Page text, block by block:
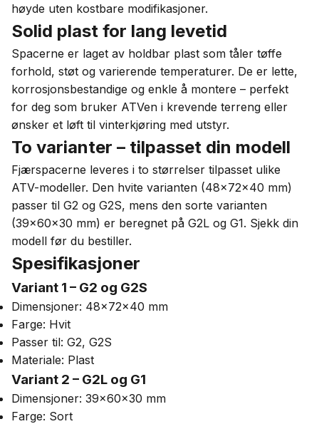
høyde uten kostbare modifikasjoner.
Solid plast for lang levetid
Spacerne er laget av holdbar plast som tåler tøffe
forhold, støt og varierende temperaturer. De er lette,
korrosjonsbestandige og enkle å montere – perfekt
for deg som bruker ATVen i krevende terreng eller
ønsker et løft til vinterkjøring med utstyr.
To varianter – tilpasset din modell
Fjærspacerne leveres i to størrelser tilpasset ulike
ATV-modeller. Den hvite varianten (48x72x40 mm)
passer til G2 og G2S, mens den sorte varianten
(39x60x30 mm) er beregnet på G2L og G1. Sjekk din
modell før du bestiller.
Spesifikasjoner
Variant 1 – G2 og G2S
Dimensjoner: 48x72x40 mm
Farge: Hvit
Passer til: G2, G2S
Materiale: Plast
Variant 2 – G2L og G1
Dimensjoner: 39x60x30 mm
Farge: Sort